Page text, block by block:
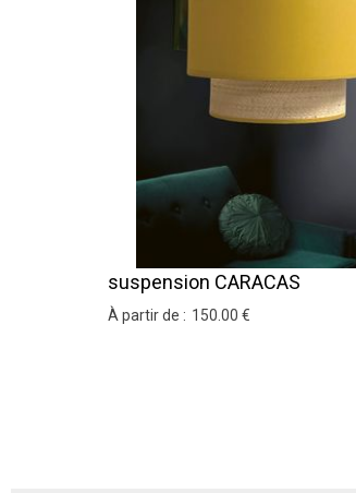
suspension CARACAS
À partir de : 150 .00 €